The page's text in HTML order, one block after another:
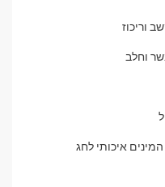
וריכוז
וחלב
איכותי לחג